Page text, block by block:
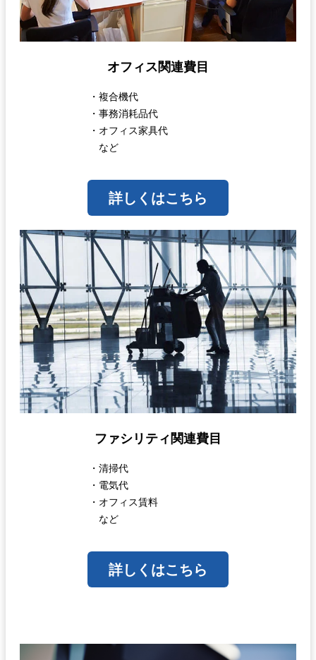
オフィス関連費目
・複合機代
・事務消耗品代
・オフィス家具代
など
詳しくはこちら
ファシリティ関連費目
・清掃代
・電気代
・オフィス賃料
など
詳しくはこちら